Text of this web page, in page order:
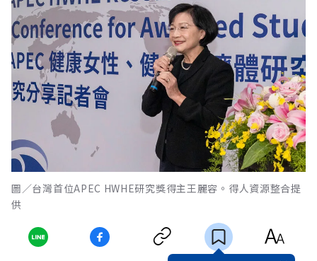
圖／台灣首位APEC HWHE研究獎得主王麗容。得人資源整合提
供